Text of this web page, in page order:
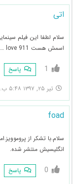
اتی
اسمش هست love 911 …. ممنون از سایت خوبت و فعالتون
1 پاسخ
تیر ۲۵, ۱۳۹۷ ۵:۴۸ ب.ظ
foad
سلام.با تشکر از
انگلیسیش منتشر شده.
0 پاسخ